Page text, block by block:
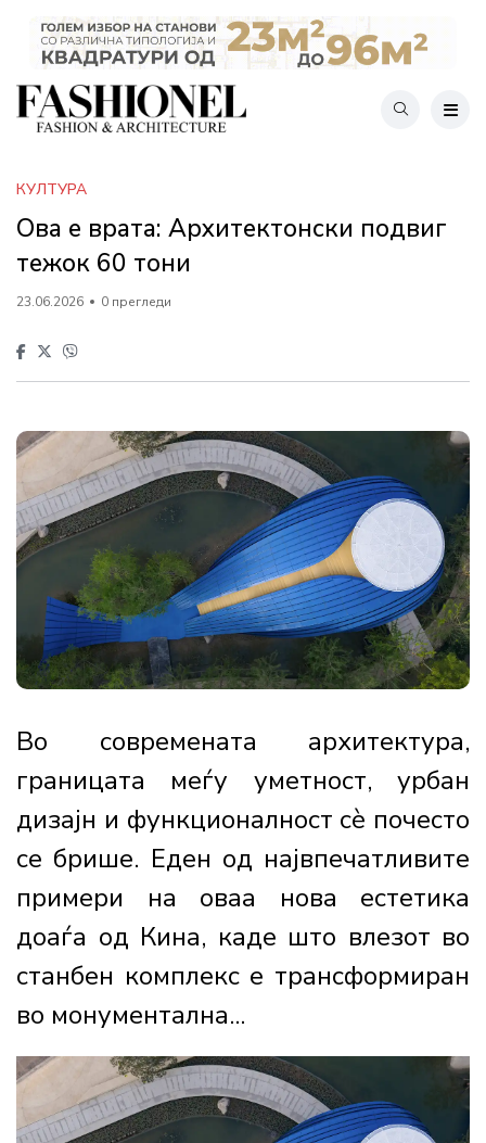
КУЛТУРА
Ова е врата: Архитектонски подвиг
тежок 60 тони
23.06.2026 0 прегледи
Во современата архитектура,
границата меѓу уметност, урбан
дизајн и функционалност сè почесто
се брише. Еден од највпечатливите
примери на оваа нова естетика
доаѓа од Кина, каде што влезот во
станбен комплекс е трансформиран
во монументална...